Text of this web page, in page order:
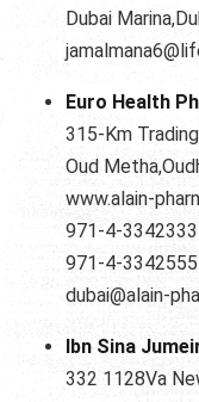
Dubai
Euro Health
315-Km
Oud
www.alain-
971-4-3342333
971-4-3342555
dubai@alain-
Ibn Sina
332 1128Va